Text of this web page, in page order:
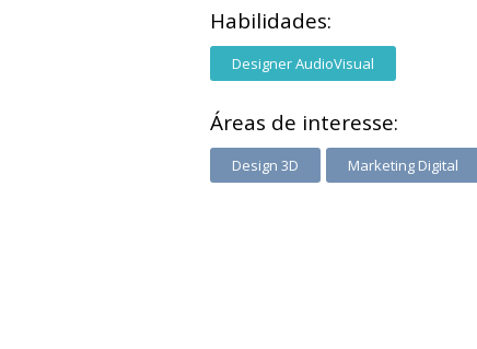
Habilidades:
Designer AudioVisual
Áreas de interesse:
Design 3D Marketing Digital